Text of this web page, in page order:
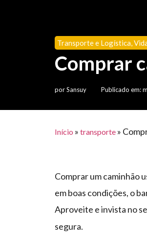
Transporte e Logística,
Comprar
porSansuy Publicado em:
Início » transporte »
Comprar um caminhão
em boas condições, o
Aproveite e invista no
segura.